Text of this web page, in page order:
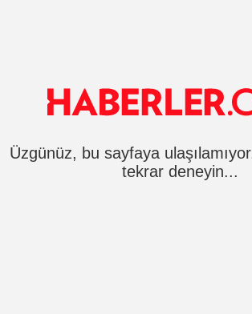
Üzgünüz, bu sayfaya
tekrar deneyin...